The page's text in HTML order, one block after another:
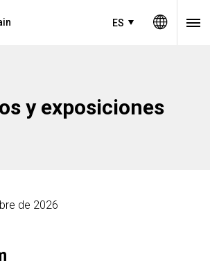
ES
y exposiciones
de 2026